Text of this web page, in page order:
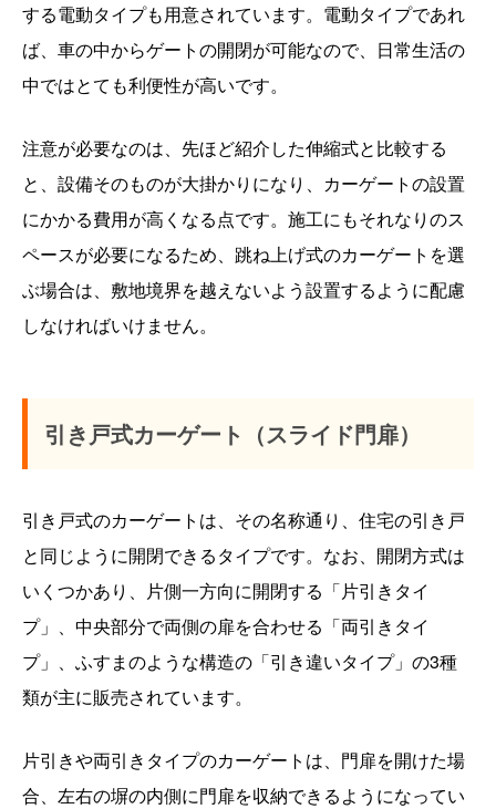
する電動タイプも用意されています。電動タイプであれ
ば、車の中からゲートの開閉が可能なので、日常生活の
中ではとても利便性が高いです。
注意が必要なのは、先ほど紹介した伸縮式と比較する
と、設備そのものが大掛かりになり、カーゲートの設置
にかかる費用が高くなる点です。施工にもそれなりのス
ペースが必要になるため、跳ね上げ式のカーゲートを選
ぶ場合は、敷地境界を越えないよう設置するように配慮
しなければいけません。
引き戸式カーゲート（スライド門扉）
引き戸式のカーゲートは、その名称通り、住宅の引き戸
と同じように開閉できるタイプです。なお、開閉方式は
いくつかあり、片側一方向に開閉する「片引きタイ
プ」、中央部分で両側の扉を合わせる「両引きタイ
プ」、ふすまのような構造の「引き違いタイプ」の3種
類が主に販売されています。
片引きや両引きタイプのカーゲートは、門扉を開けた場
合、左右の塀の内側に門扉を収納できるようになってい